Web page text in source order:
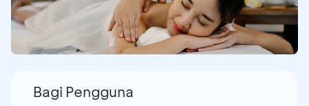
Bagi Pengguna